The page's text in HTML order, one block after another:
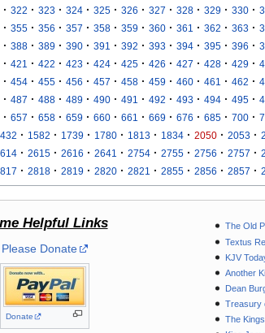
· 322 · 323 · 324 · 325 · 326 · 327 · 328 · 329 · 330 ·
· 355 · 356 · 357 · 358 · 359 · 360 · 361 · 362 · 363 ·
· 388 · 389 · 390 · 391 · 392 · 393 · 394 · 395 · 396 ·
· 421 · 422 · 423 · 424 · 425 · 426 · 427 · 428 · 429 ·
· 454 · 455 · 456 · 457 · 458 · 459 · 460 · 461 · 462 ·
· 487 · 488 · 489 · 490 · 491 · 492 · 493 · 494 · 495 ·
· 657 · 658 · 659 · 660 · 661 · 669 · 676 · 685 · 700 ·
· 1582 · 1739 · 1780 · 1813 · 1834 · 2050 · 2053 ·
· 2615 · 2616 · 2641 · 2754 · 2755 · 2756 · 2757 ·
· 2818 · 2819 · 2820 · 2821 · 2855 · 2856 · 2857 ·
Helpful Links
Please Donate
Donate
The Old
Textus
KJV
Another
Dean
Treasury
The